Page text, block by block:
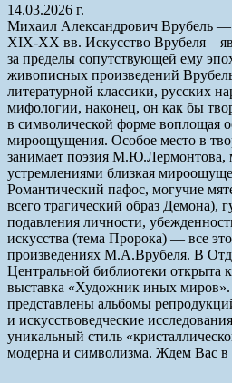
14.03.2026 г.
Михаил Александрович Врубель —
XIX-XX вв. Искусство Врубеля –
за пределы сопутствующей ему
живописных произведений
литературной классики, русских
мифологии, наконец, он как бы
в символической форме воплощая
мироощущения. Особое место в
занимает поэзия М.Ю.Лермонтова,
устремлениями близкая
Романтический пафос, могучие
всего трагический образ Демона),
подавления личности,
искусства (тема Пророка) — все
произведениях М.А.Врубеля. В
Центральной библиотеки открыта
выставка «Художник иных
представлены альбомы
и искусствоведческие
уникальный стиль
модерна и символизма. Ждем Вас в